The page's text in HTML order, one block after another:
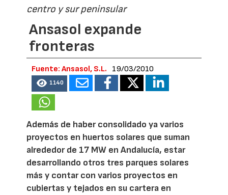
centro y sur peninsular
Ansasol expande
fronteras
Fuente: Ansasol, S.L. 19/03/2010
1140
Además de haber consolidado ya varios
proyectos en huertos solares que suman
alrededor de 17 MW en Andalucía, estar
desarrollando otros tres parques solares
más y contar con varios proyectos en
cubiertas y tejados en su cartera en